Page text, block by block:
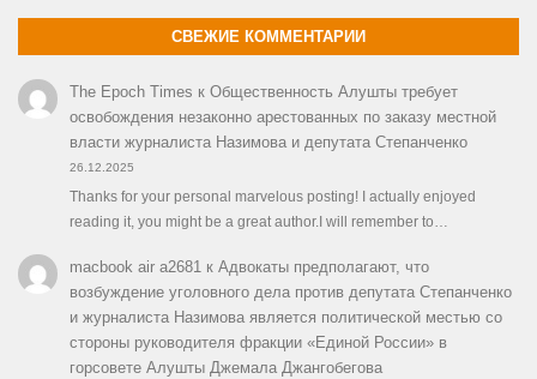
СВЕЖИЕ КОММЕНТАРИИ
The Epoch Times к Общественность Алушты требует
освобождения незаконно арестованных по заказу местной
власти журналиста Назимова и депутата Степанченко
26.12.2025
Thanks for your personal marvelous posting! I actually enjoyed
reading it, you might be a great author.I will remember to…
macbook air a2681к Адвокаты предполагают, что
возбуждение уголовного дела против депутата Степанченко
и журналиста Назимова является политической местью со
стороны руководителя фракции «Единой России» в
горсовете Алушты Джемала Джангобегова